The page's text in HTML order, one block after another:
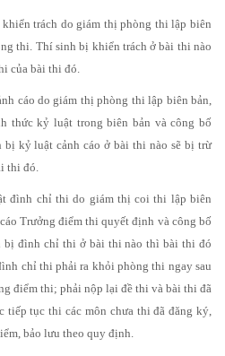
trách do giám thị phòng thi lập biên
thi. Thí sinh bị khiển trách ở bài thi nào
của bài thi đó.
cáo do giám thị phòng thi lập biên bản,
thức kỷ luật trong biên bản và công bố
kỷ luật cảnh cáo ở bài thi nào sẽ bị trừ
thi đó.
đình chỉ thi do giám thị coi thi lập biên
Trưởng điểm thi quyết định và công bố
bị đình chỉ thi ở bài thi nào thì bài thi đó
chỉ thi phải ra khỏi phòng thi ngay sau
điểm thi; phải nộp lại đề thi và bài thi đã
tục thi các môn chưa thi đã đăng ký,
bảo lưu theo quy định.